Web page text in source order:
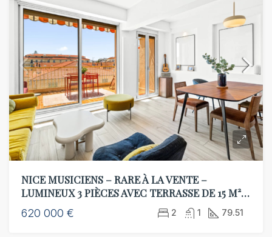
NICE MUSICIENS – RARE À LA VENTE –
LUMINEUX 3 PIÈCES AVEC TERRASSE DE 15 M² –
AU CALME – GARAGE EN SUS
620 000 € 2 1 79.51